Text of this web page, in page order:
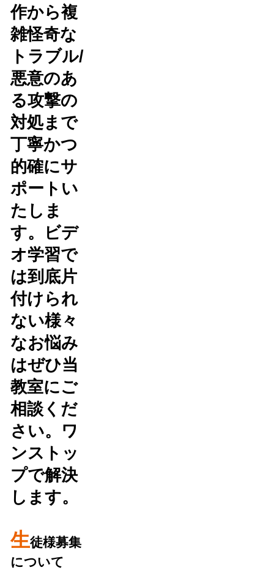
作から複
雑怪奇な
トラブル/
悪意のあ
る攻撃の
対処まで
丁寧かつ
的確にサ
ポートい
たしま
す。ビデ
オ学習で
は到底片
付けられ
ない様々
なお悩み
はぜひ当
教室にご
相談くだ
さい。ワ
ンストッ
プで解決
します。
生徒様募集
について